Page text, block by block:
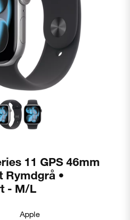
11 GPS 46mm
•
- M/L
Apple